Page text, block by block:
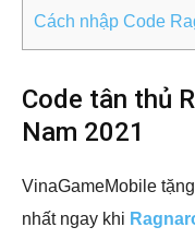
Cách nhập Code
Code tân thủ
Nam 2021
VinaGameMobile
nhất ngay khi